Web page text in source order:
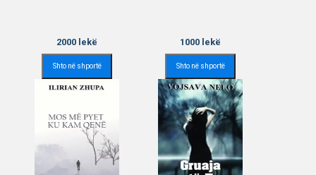
2000 lekë
Shto në shportë
1000 lekë
Shto në shportë